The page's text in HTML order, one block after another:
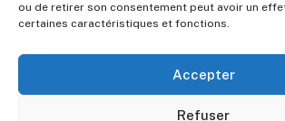
ou de retirer son consentement peut avoir un
certaines caractéristiques et fonctions.
Accepter
Refuser